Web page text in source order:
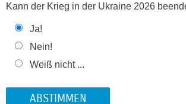
Kann der Krieg in der Ukraine 2026
Ja!
Nein!
Weiß nicht ...